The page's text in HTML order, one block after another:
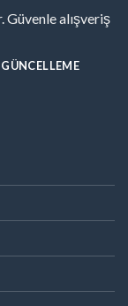
Güvenle alışveriş
GÜNCELLEME